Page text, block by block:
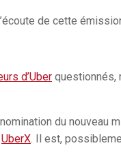
de cette
d’Uber questionnés,
du nouveau
UberX . Il est,